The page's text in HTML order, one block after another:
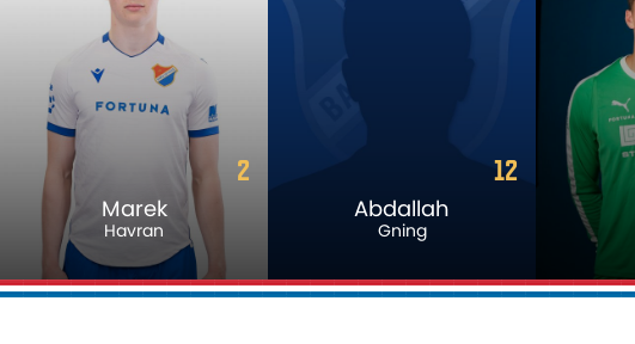
12
Abdallah
Gning
24
Martin
Hrubý